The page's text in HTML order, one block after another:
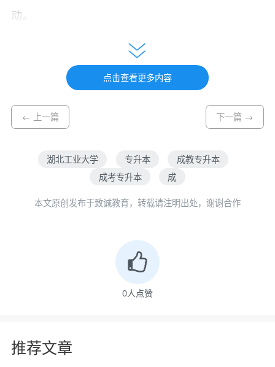
动。
通过成人（学历）教育与各种非学历艺术教育的
形式，努力不懈地为众多从事音乐的工作者和社
会上需要进行艺术培训的广大人民群众，提供继
热爱音乐、舞蹈艺术，渴望继续接受高质量艺术
教育的人们获得良好的学习机会。
凡具有高中、中专学历及同等学历者均可报考专
考本科各专业。
点击查看更多内容
← 上一篇 下一篇 →
湖北工业大学 专升本
成教专升本
成考专升本
成
本文原创发布于致诚教育，转载请注明出处，谢谢合作
0人点赞
推荐文章